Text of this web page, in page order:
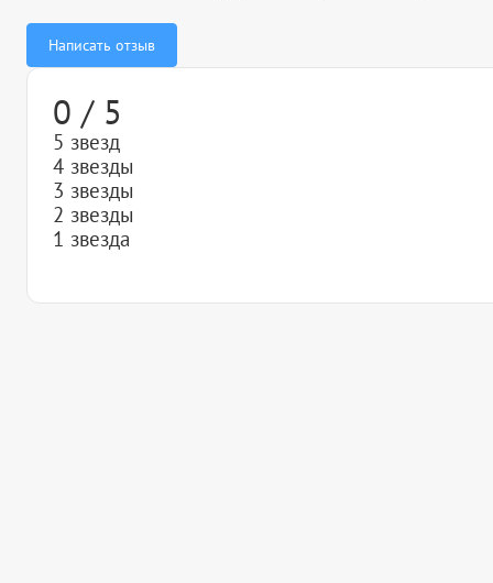
Написать отзыв
0 / 5
5 звезд
4 звезды
3 звезды
2 звезды
1 звезда